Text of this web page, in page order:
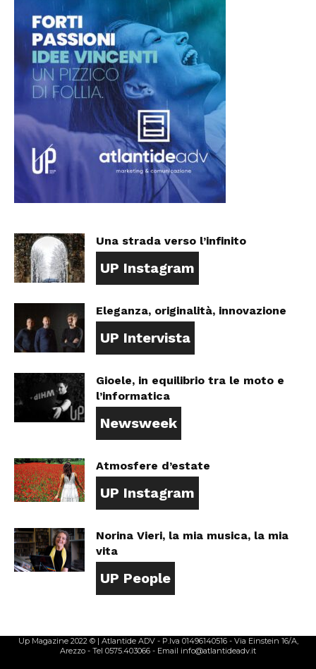
Una strada verso l’infinito
UP Instagram
Eleganza, originalità, innovazione
UP Intervista
Gioele, in equilibrio tra le moto e
l’informatica
Newsweek
Atmosfere d’estate
UP Instagram
Norina Vieri, la mia musica, la mia
vita
UP People
Up Magazine 2022 © | Atlantide ADV - P.Iva 01496140516 - Via Einstein 16/A,
Arezzo - Tel 0575.403066 - Email info@atlantideadv.it